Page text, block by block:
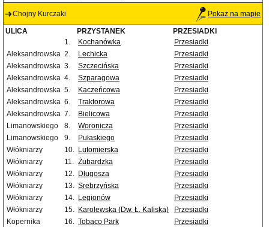
Chojny Kurczaki Pokaż na mapie
ULICA PRZYSTANEK
PRZESIADKI
1.
Kochanówka
Przesiadki
Aleksandrowska 2. Lechicka
Przesiadki
Aleksandrowska 3. Szczecińska
Przesiadki
Aleksandrowska 4. Szparagowa
Przesiadki
Aleksandrowska 5. Kaczeńcowa
Przesiadki
Aleksandrowska 6. Traktorowa
Przesiadki
Aleksandrowska 7. Bielicowa
Przesiadki
Limanowskiego
8. Woronicza
Przesiadki
Limanowskiego
9. Pułaskiego
Przesiadki
Włókniarzy
10. Lutomierska
Przesiadki
Włókniarzy
11. Żubardzka
Przesiadki
Włókniarzy
12. Długosza
Przesiadki
Włókniarzy
13. Srebrzyńska
Przesiadki
Włókniarzy
14. Legionów
Przesiadki
Włókniarzy
15. Karolewska (Dw. Ł. Kaliska)
Przesiadki
Kopernika
16. Tobaco Park
Przesiadki